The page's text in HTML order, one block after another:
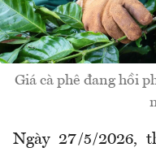
Giá cà phê đang hồi
Ngày 27/5/2026,